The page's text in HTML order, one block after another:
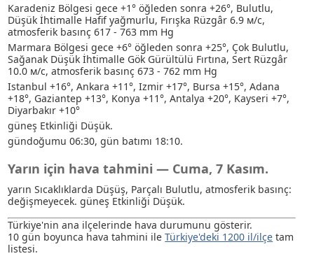
Karadeniz Bölgesi gece +1° öğleden sonra +26°, Bulutlu,
Düşük İhtimalle Hafif yağmurlu, Fırışka Rüzgâr 6.9 м/с,
atmosferik basınç 617 - 763 mm Hg
Marmara Bölgesi gece +6° öğleden sonra +25°, Çok Bulutlu,
Sağanak Düşük İhtimalle Gök Gürültülü Fırtına, Sert Rüzgâr
10.0 м/с, atmosferik basınç 673 - 762 mm Hg
Istanbul +16°, Ankara +11°, Izmir +17°, Bursa +15°, Adana
+18°, Gaziantep +13°, Konya +11°, Antalya +20°, Kayseri +7°,
Diyarbakır +10°
güneş Etkinliği Düşük.
gündoğumu 06:30, gün batımı 18:10.
Yarın için hava tahmini — Cuma, 7 Kasım.
yarın Sıcaklıklarda Düşüş, Parçalı Bulutlu, atmosferik basınç:
değişmeyecek. güneş Etkinliği Düşük.
Türkiye'nin ana ilçelerinde hava durumunu gösterir.
10 gün boyunca hava tahmini ileTürkiye'deki 1200 il/ilçe tam
listesi.